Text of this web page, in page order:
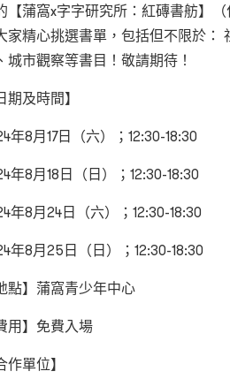
【蒲窩x字字研究所：紅磚書舫】
家精心挑選書單，包括但不限於：
城市觀察等書目！敬請期待！
期及時間】
年8月17日（六）；12:30-18:30
年8月18日（日）；12:30-18:30
年8月24日（六）；12:30-18:30
年8月25日（日）；12:30-18:30
點】蒲窩青少年中心
用】免費入場
作單位】